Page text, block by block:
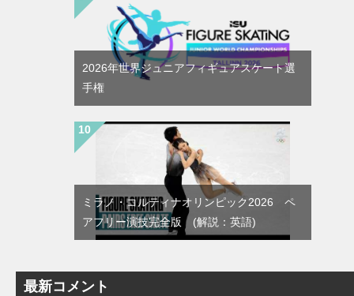
2026年世界ジュニアフィギュアスケート選
手権
ミラノ・コルティナオリンピック2026 ペ
アフリー演技完全版 (解説：英語)
最新コメント